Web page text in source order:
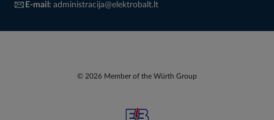
E-mail: administracija@elektrobalt.lt
© 2026 Member of the Würth Group